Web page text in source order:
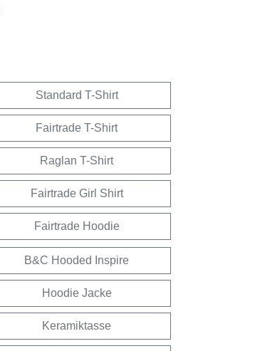
Standard T-Shirt
Fairtrade T-Shirt
Raglan T-Shirt
Fairtrade Girl Shirt
Fairtrade Hoodie
B&C Hooded Inspire
Hoodie Jacke
Keramiktasse